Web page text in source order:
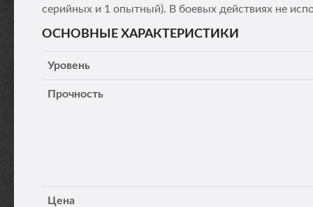
серийных и 1 опытный). В боевых действиях не
ОСНОВНЫЕ ХАРАКТЕРИСТИКИ
Уровень
Прочность
Цена